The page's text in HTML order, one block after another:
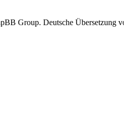
Group. Deutsche Übersetzung